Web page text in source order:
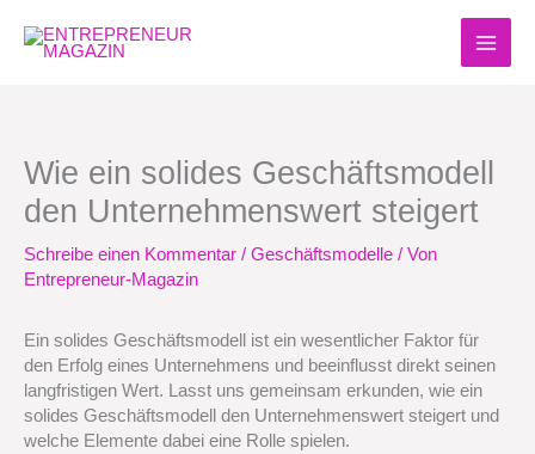
Inhalt
springen
Wie ein solides Geschäftsmodell
den Unternehmenswert steigert
Schreibe einen Kommentar / Geschäftsmodelle / Von
Entrepreneur-Magazin
Ein solides Geschäftsmodell ist ein wesentlicher Faktor für
den Erfolg eines Unternehmens und beeinflusst direkt seinen
langfristigen Wert. Lasst uns gemeinsam erkunden, wie ein
solides Geschäftsmodell den Unternehmenswert steigert und
welche Elemente dabei eine Rolle spielen.